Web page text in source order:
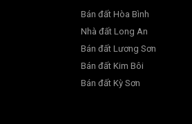
Bán đất Hòa Bình
Nhà đất Long An
Bán đất Lương Sơn
Bán đất Kim Bôi
Bán đất Kỳ Sơn